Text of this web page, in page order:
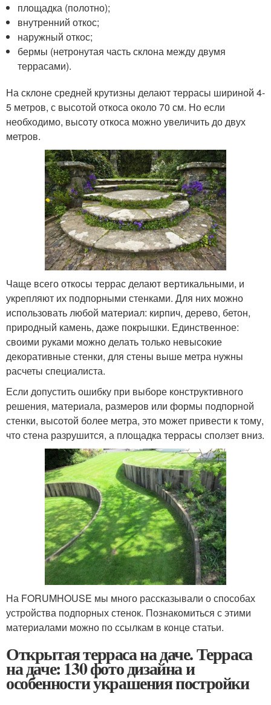
площадка (полотно);
внутренний откос;
наружный откос;
бермы (нетронутая часть склона между двумя
террасами).
На склоне средней крутизны делают террасы шириной 4-
5 метров, с высотой откоса около 70 см. Но если
необходимо, высоту откоса можно увеличить до двух
метров.
Чаще всего откосы террас делают вертикальными, и
укрепляют их подпорными стенками. Для них можно
использовать любой материал: кирпич, дерево, бетон,
природный камень, даже покрышки. Единственное:
своими руками можно делать только невысокие
декоративные стенки, для стены выше метра нужны
расчеты специалиста.
Если допустить ошибку при выборе конструктивного
решения, материала, размеров или формы подпорной
стенки, высотой более метра, это может привести к тому,
что стена разрушится, а площадка террасы сползет вниз.
На FORUMHOUSE мы много рассказывали о способах
устройства подпорных стенок. Познакомиться с этими
материалами можно по ссылкам в конце статьи.
Открытая терраса на даче. Терраса
на даче: 130 фото дизайна и
особенности украшения постройки